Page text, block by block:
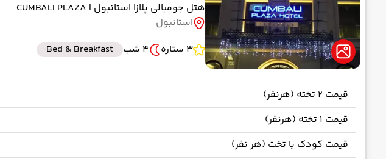
هتل جومبالی پلازا استانبول | CUMBALI PLAZA
استانبول
3 ستاره
4 شب Bed & Breakfast
قیمت 2 تخته (هرنفر)
قیمت 1 تخته (هرنفر)
قیمت کودک با تخت (هر نفر)